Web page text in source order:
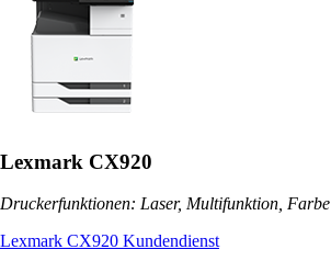
Lexmark CX920
Druckerfunktionen: Laser, Multifunktion, Farbe
Lexmark CX920 Kundendienst